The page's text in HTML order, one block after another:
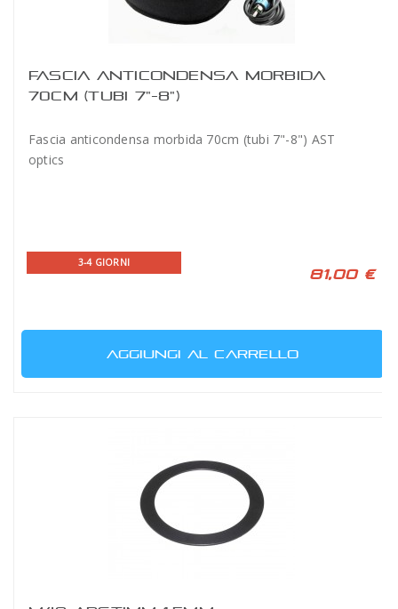
FASCIA ANTICONDENSA MORBIDA
70CM (TUBI 7"-8")
Fascia anticondensa morbida 70cm (tubi 7"-8") AST
optics
3-4 GIORNI
81,00 €
AGGIUNGI AL CARRELLO